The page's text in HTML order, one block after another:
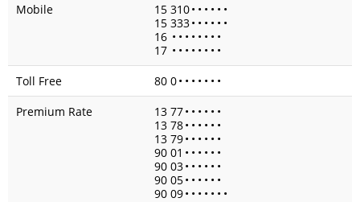
Mobile
15 310• • • • • •
15 333• • • • • •
16 • • • • • • • •
17 • • • • • • • •
Toll Free
80 0• • • • • • •
Premium Rate
13 77• • • • • •
13 78• • • • • •
13 79• • • • • •
90 01 • • • • • •
90 03• • • • • •
90 05• • • • • •
90 09• • • • • • •